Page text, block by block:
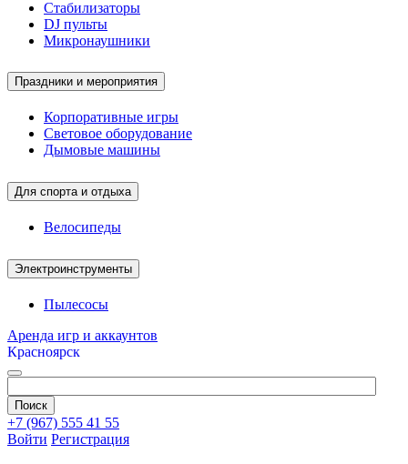
Стабилизаторы
DJ пульты
Микронаушники
Праздники и мероприятия
Корпоративные игры
Световое оборудование
Дымовые машины
Для спорта и отдыха
Велосипеды
Электроинструменты
Пылесосы
Аренда игр и аккаунтов
Красноярск
+7 (967) 555 41 55
Войти Регистрация